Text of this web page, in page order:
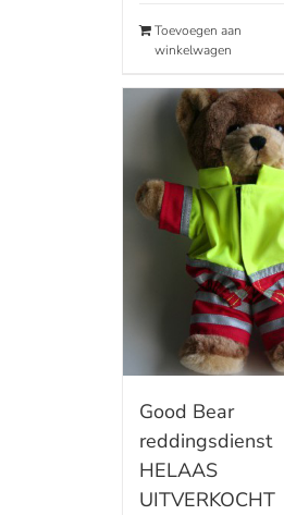
Toevoegen aan
winkelwagen
Good Bear
reddingsdienst
HELAAS
UITVERKOCHT